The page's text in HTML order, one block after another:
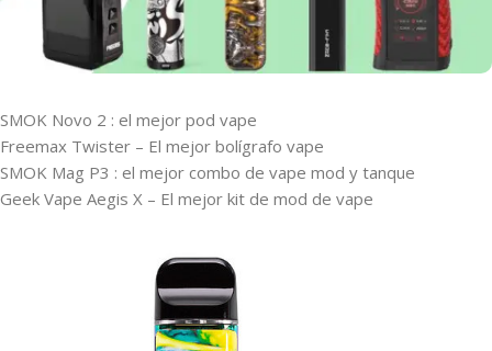
SMOK Novo 2 : el mejor pod vape
Freemax Twister – El mejor bolígrafo vape
SMOK Mag P3 : el mejor combo de vape mod y tanque
Geek Vape Aegis X – El mejor kit de mod de vape